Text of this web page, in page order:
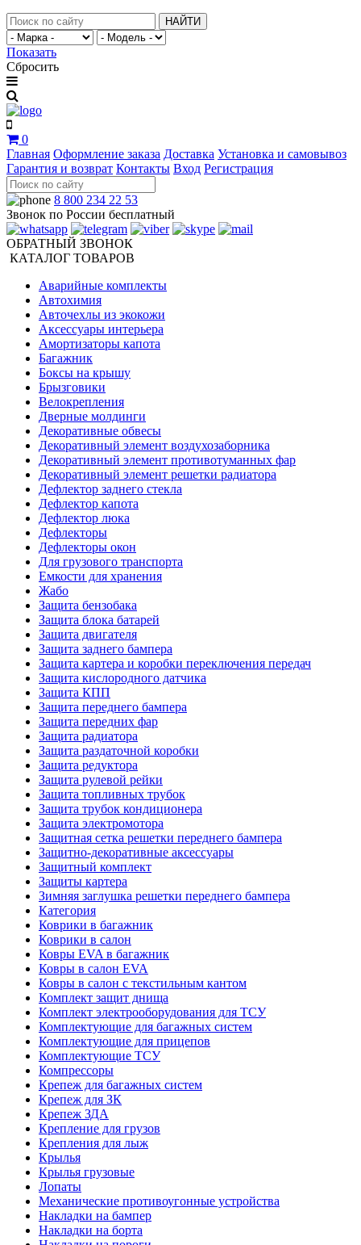
НАЙТИ
Показать
Сбросить
0
Главная Оформление заказа Доставка Установка и самовывоз
Гарантия и возврат Контакты Вход Регистрация
8 800 234 22 53
Звонок по России бесплатный
ОБРАТНЫЙ ЗВОНОК
КАТАЛОГ ТОВАРОВ
Аварийные комплекты
Автохимия
Авточехлы из экокожи
Аксессуары интерьера
Амортизаторы капота
Багажник
Боксы на крышу
Брызговики
Велокрепления
Дверные молдинги
Декоративные обвесы
Декоративный элемент воздухозаборника
Декоративный элемент противотуманных фар
Декоративный элемент решетки радиатора
Дефлектор заднего стекла
Дефлектор капота
Дефлектор люка
Дефлекторы
Дефлекторы окон
Для грузового транспорта
Емкости для хранения
Жабо
Защита бензобака
Защита блока батарей
Защита двигателя
Защита заднего бампера
Защита картера и коробки переключения передач
Защита кислородного датчика
Защита КПП
Защита переднего бампера
Защита передних фар
Защита радиатора
Защита раздаточной коробки
Защита редуктора
Защита рулевой рейки
Защита топливных трубок
Защита трубок кондиционера
Защита электромотора
Защитная сетка решетки переднего бампера
Защитно-декоративные аксессуары
Защитный комплект
Защиты картера
Зимняя заглушка решетки переднего бампера
Категория
Коврики в багажник
Коврики в салон
Ковры EVA в багажник
Ковры в салон EVA
Ковры в салон с текстильным кантом
Комплект защит днища
Комплект электрооборудования для ТСУ
Комплектующие для багажных систем
Комплектующие для прицепов
Комплектующие ТСУ
Компрессоры
Крепеж для багажных систем
Крепеж для ЗК
Крепеж ЗДА
Крепление для грузов
Крепления для лыж
Крылья
Крылья грузовые
Лопаты
Механические противоугонные устройства
Накладки на бампер
Накладки на борта